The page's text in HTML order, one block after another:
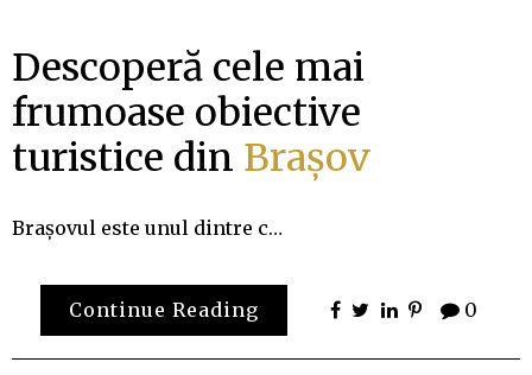
Descoperă cele mai
frumoase obiective
turistice din Brașov
Brașovul este unul dintre c…
Continue Reading 0